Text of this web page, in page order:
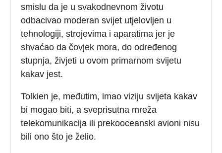
smislu da je u svakodnevnom životu
odbacivao moderan svijet utjelovljen u
tehnologiji, strojevima i aparatima jer je
shvaćao da čovjek mora, do određenog
stupnja, živjeti u ovom primarnom svijetu
kakav jest.
Tolkien je, međutim, imao viziju svijeta kakav
bi mogao biti, a sveprisutna mreža
telekomunikacija ili prekooceanski avioni nisu
bili ono što je želio.